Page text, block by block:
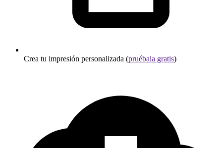
Crea tu impresión personalizada (pruébala gratis)